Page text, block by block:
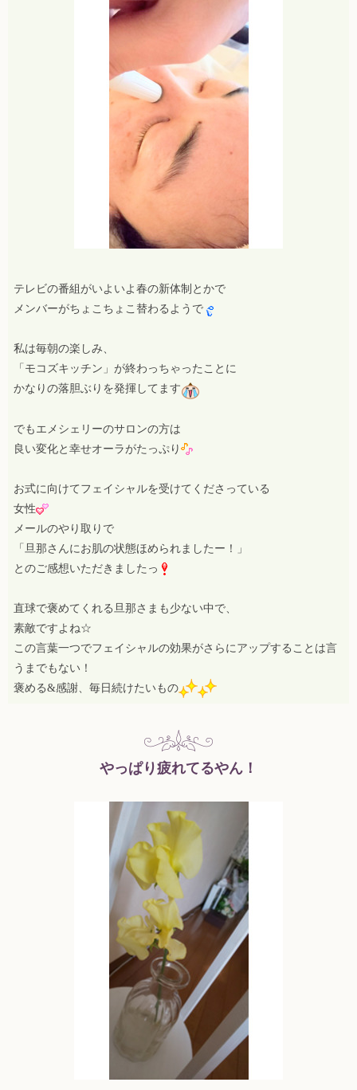
テレビの番組がいよいよ春の新体制とかで
メンバーがちょこちょこ替わるようで
私は毎朝の楽しみ、
「モコズキッチン」が終わっちゃったことに
かなりの落胆ぶりを発揮してます
でもエメシェリーのサロンの方は
良い変化と幸せオーラがたっぷり
お式に向けてフェイシャルを受けてくださっている
女性
メールのやり取りで
「旦那さんにお肌の状態ほめられましたー！」
とのご感想いただきましたっ
直球で褒めてくれる旦那さまも少ない中で、
素敵ですよね☆
この言葉一つでフェイシャルの効果がさらにアップすることは言
うまでもない！
褒める&感謝、毎日続けたいもの
やっぱり疲れてるやん！